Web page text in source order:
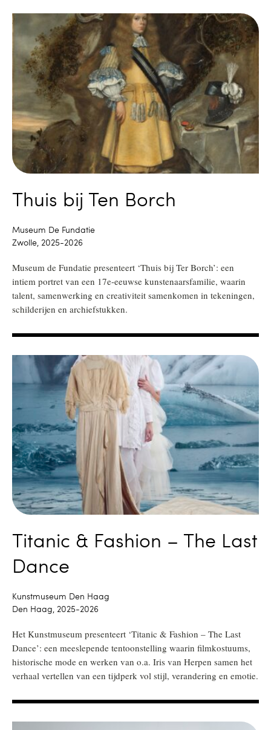
Thuis bij Ten Borch
Museum De Fundatie
Zwolle, 2025-2026
Museum de Fundatie presenteert ‘Thuis bij Ter Borch’: een
intiem portret van een 17e-eeuwse kunstenaarsfamilie, waarin
talent, samenwerking en creativiteit samenkomen in tekeningen,
schilderijen en archiefstukken.
Titanic & Fashion – The Last
Dance
Kunstmuseum Den Haag
Den Haag, 2025-2026
Het Kunstmuseum presenteert ‘Titanic & Fashion – The Last
Dance’: een meeslepende tentoonstelling waarin filmkostuums,
historische mode en werken van o.a. Iris van Herpen samen het
verhaal vertellen van een tijdperk vol stijl, verandering en emotie.